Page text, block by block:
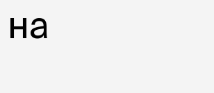
гигиены и